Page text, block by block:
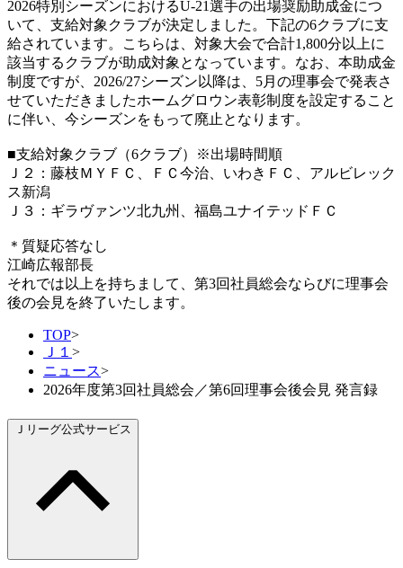
2026特別シーズンにおけるU-21選手の出場奨励助成金につ
いて、支給対象クラブが決定しました。下記の6クラブに支
給されています。こちらは、対象大会で合計1,800分以上に
該当するクラブが助成対象となっています。なお、本助成金
制度ですが、2026/27シーズン以降は、5月の理事会で発表さ
せていただきましたホームグロウン表彰制度を設定すること
に伴い、今シーズンをもって廃止となります。
■支給対象クラブ（6クラブ）※出場時間順
Ｊ２：藤枝ＭＹＦＣ、ＦＣ今治、いわきＦＣ、アルビレック
ス新潟
Ｊ３：ギラヴァンツ北九州、福島ユナイテッドＦＣ
＊質疑応答なし
江崎広報部長
それでは以上を持ちまして、第3回社員総会ならびに理事会
後の会見を終了いたします。
TOP>
Ｊ１ >
ニュース>
2026年度第3回社員総会／第6回理事会後会見 発言録
Ｊリーグ公式サービス